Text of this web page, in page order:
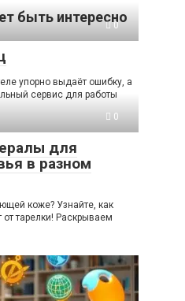
быть интересно
0
упорно выдаёт ошибку, а
сервис для работы
0
для
в разном
коже? Узнайте, как
тарелки! Раскрываем